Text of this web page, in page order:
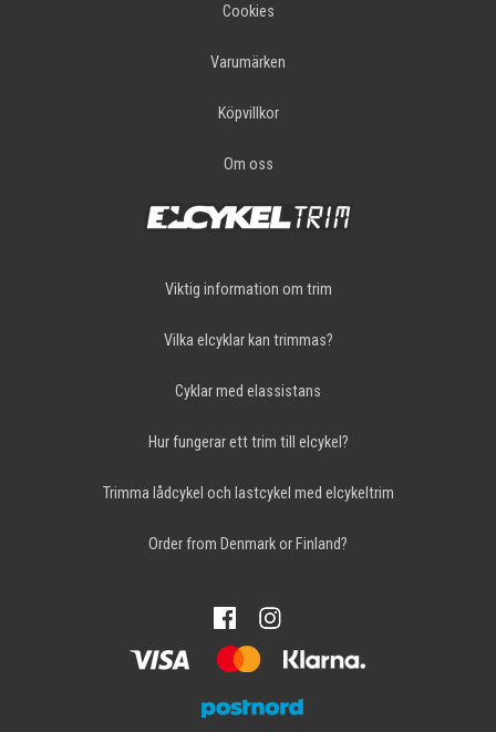
Cookies
Varumärken
Köpvillkor
Om oss
Viktig information om trim
Vilka elcyklar kan trimmas?
Cyklar med elassistans
Hur fungerar ett trim till elcykel?
Trimma lådcykel och lastcykel med elcykeltrim
Order from Denmark or Finland?